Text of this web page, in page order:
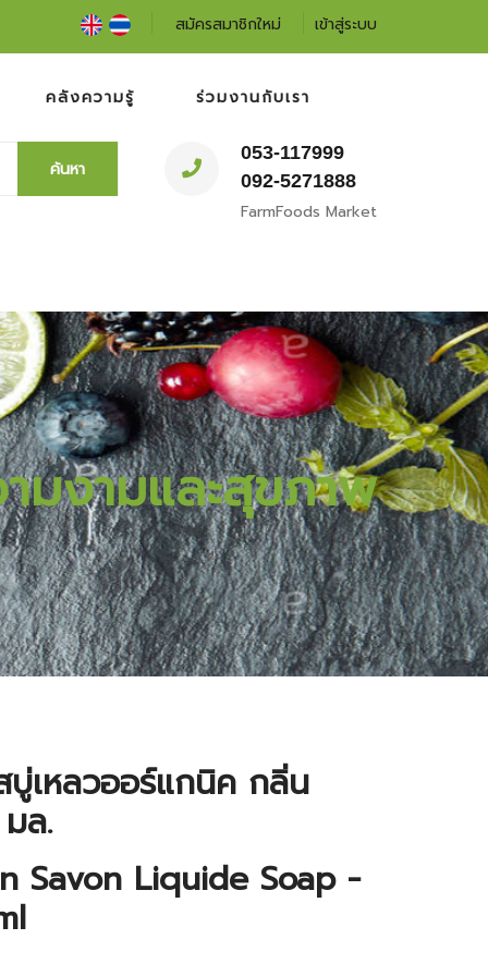
สมัครสมาชิกใหม่ เข้าสู่ระบบ
คลังความรู้ ร่วมงานกับเรา
ค้นหา
053-117999
092-5271888
FarmFoods Market
งามและสุขภาพ
เหลวออร์แกนิค กลิ่น
ล.
Savon Liquide Soap -